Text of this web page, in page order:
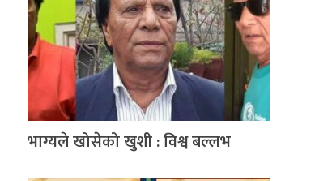
भाग्यले खोसेको खुशी : विश्व बल्लभ